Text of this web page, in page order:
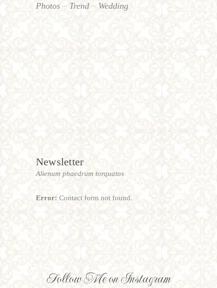
Photos
Trend Wedding
Newsletter
Alienum phaedrum torquatos
Error: Contact form not found.
Follow Me on Instagram